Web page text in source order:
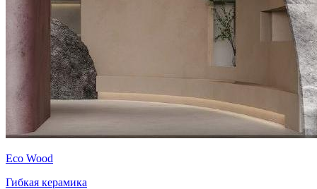
Eco Wood
Гибкая керамика